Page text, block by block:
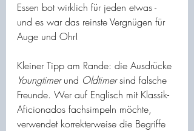
Essen bot wirklich für jeden etwas -
und es war das reinste Vergnügen für
Auge und Ohr!
Kleiner Tipp am Rande: die Ausdrücke
Youngtimer und Oldtimer sind falsche
Freunde. Wer auf Englisch mit Klassik-
Aficionados fachsimpeln möchte,
verwendet korrekterweise die Begriffe